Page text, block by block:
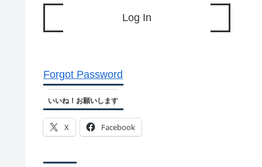
Forgot Password
いいね！お願いします
X Facebook